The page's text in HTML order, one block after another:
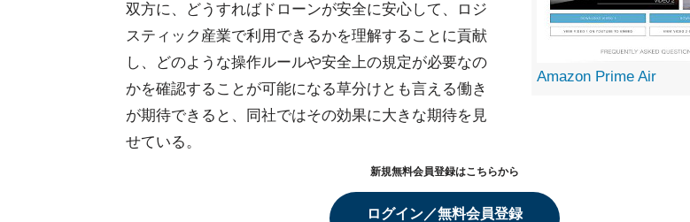
Amazon Prime Air
双方に、どうすればドローンが安全に安心して、ロジ
スティック産業で利用できるかを理解することに貢献
し、どのような操作ルールや安全上の規定が必要なの
かを確認することが可能になる草分けとも言える働き
が期待できると、同社ではその効果に大きな期待を見
せている。
新規無料会員登録はこちらから
ログイン／無料会員登録